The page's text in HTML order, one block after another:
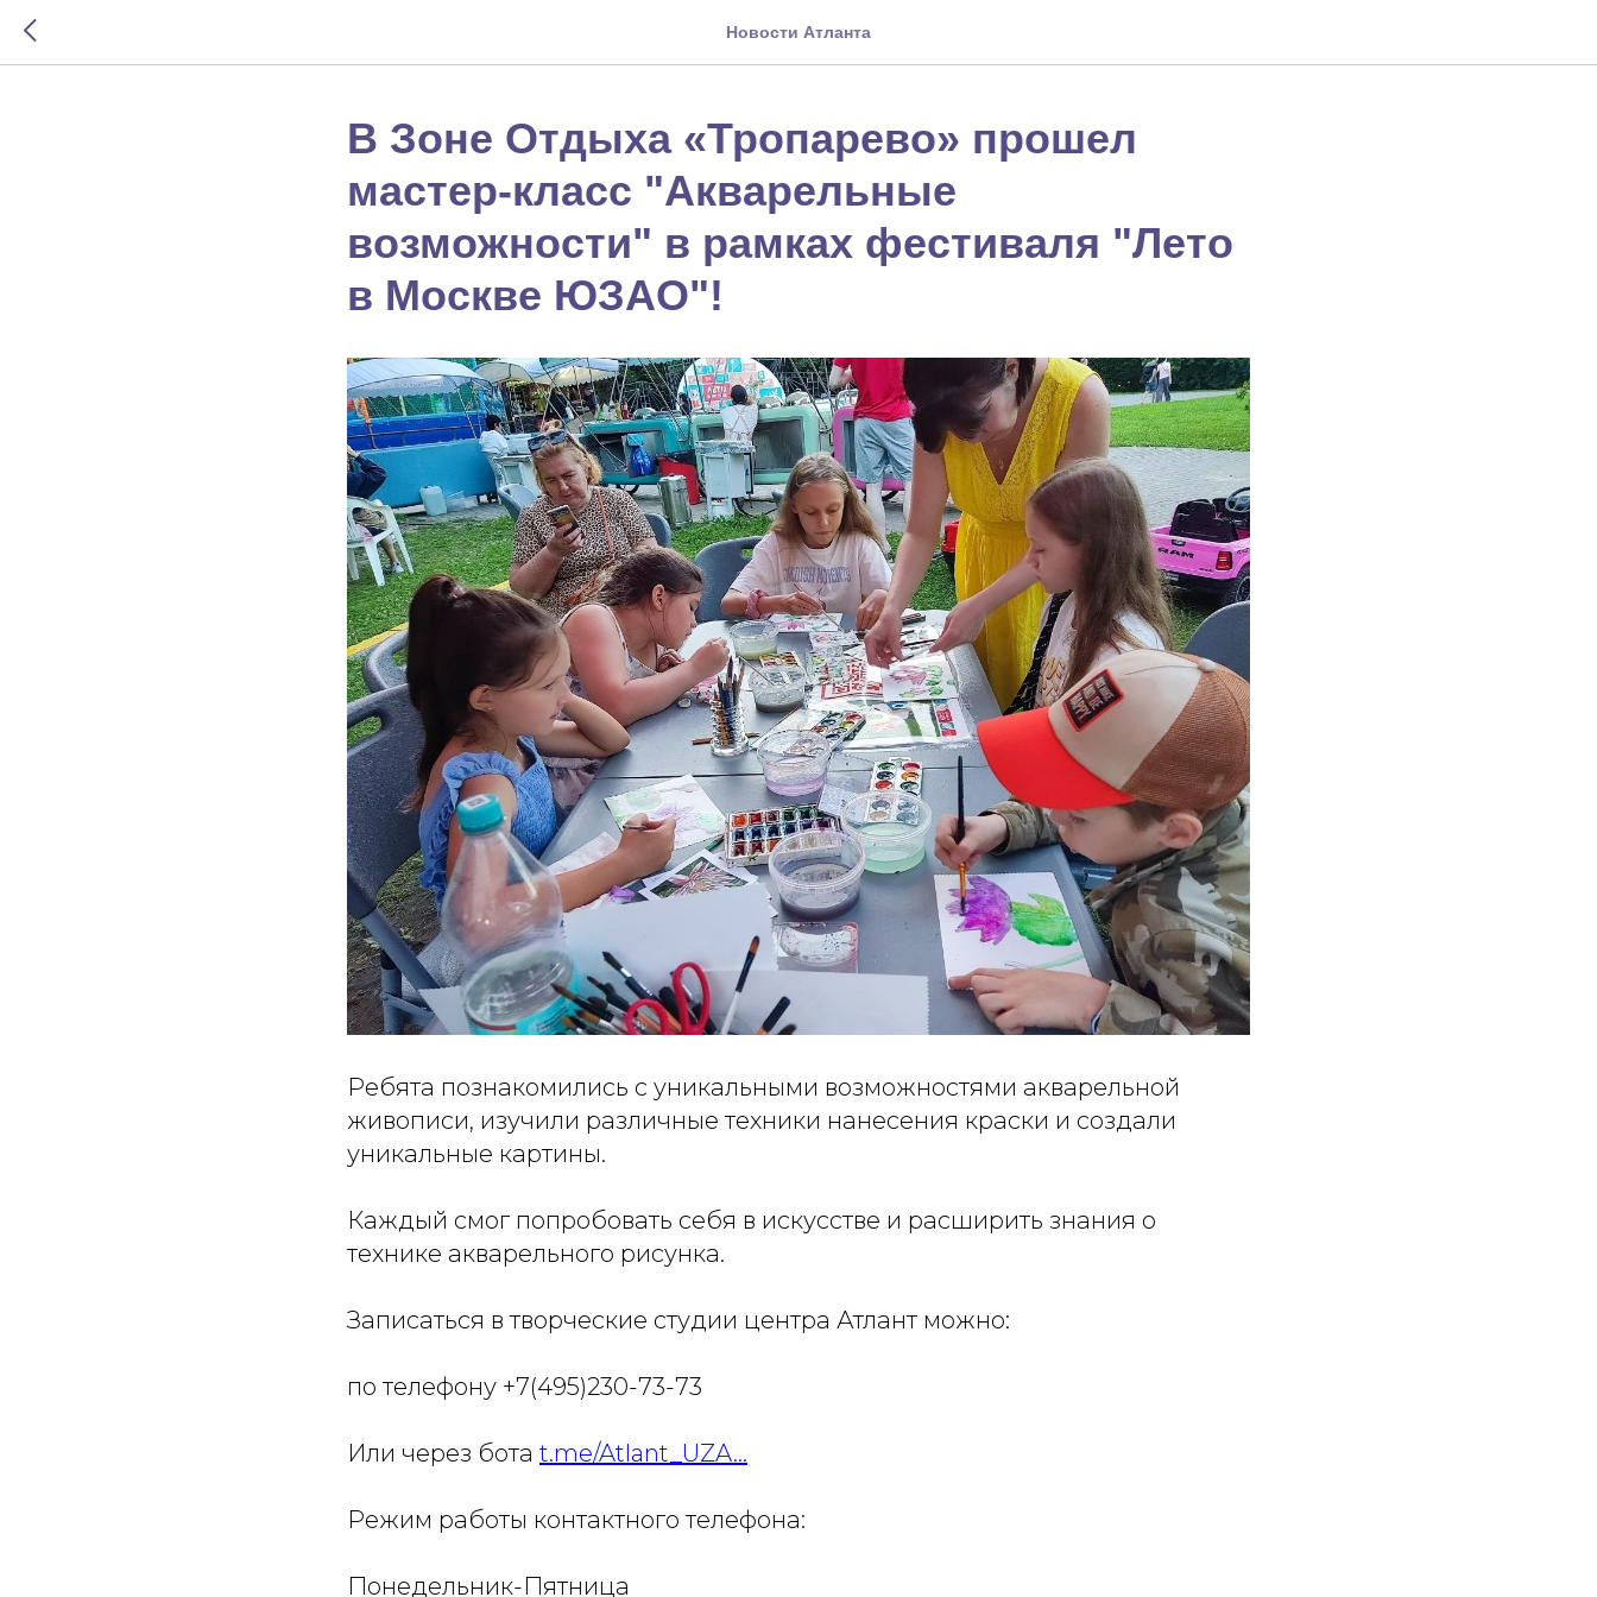
Новости Атланта
В Зоне Отдыха «Тропарево» прошел
мастер-класс "Акварельные
возможности" в рамках фестиваля "Лето
в Москве ЮЗАО"!
Ребята познакомились с уникальными возможностями акварельной
живописи, изучили различные техники нанесения краски и создали
уникальные картины.
Каждый смог попробовать себя в искусстве и расширить знания о
технике акварельного рисунка.
Записаться в творческие студии центра Атлант можно:
по телефону +7(495)230-73-73
Или через бота t.me/Atlant_UZA...
Режим работы контактного телефона:
Понедельник-Пятница